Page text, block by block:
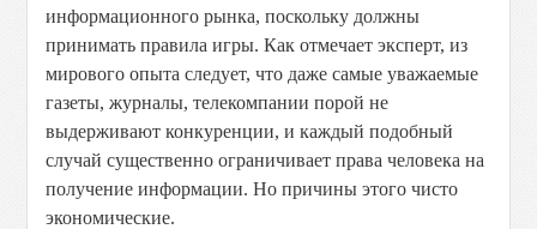
информационного рынка, поскольку должны
принимать правила игры. Как отмечает эксперт, из
мирового опыта следует, что даже самые уважаемые
газеты, журналы, телекомпании порой не
выдерживают конкуренции, и каждый подобный
случай существенно ограничивает права человека на
получение информации. Но причины этого чисто
экономические.